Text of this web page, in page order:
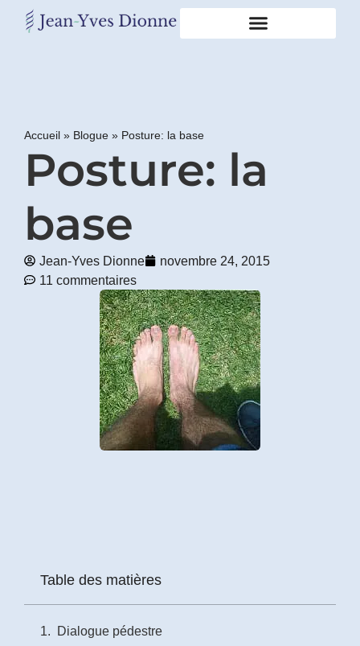
Accueil » Blogue » Posture: la base
Posture: la
base
Jean-Yves Dionne
novembre 24, 2015
11 commentaires
Table des matières
Dialogue pédestre
gratuitement
"BONS
GRAS,
GRAS"
en
tout